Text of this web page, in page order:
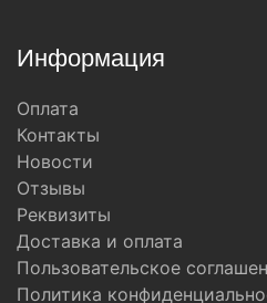
Информация
Оплата
Контакты
Новости
Отзывы
Реквизиты
Доставка и оплата
Пользовательское
Политика